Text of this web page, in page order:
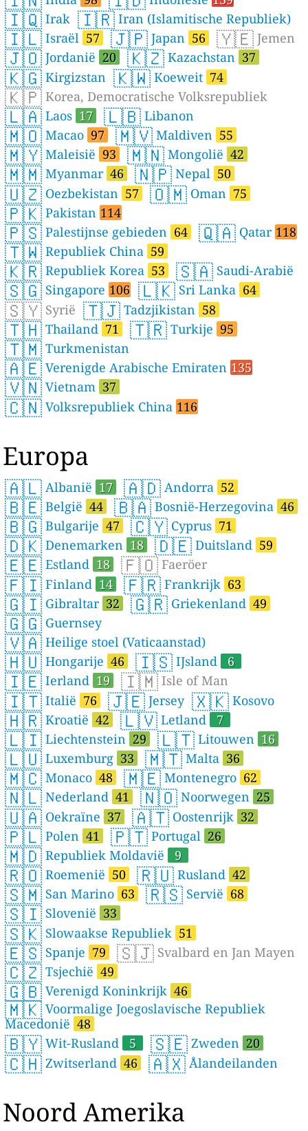
🇮🇶 Irak 🇮🇷 Iran (Islamitische Republiek)
🇮🇱 Israël 57 🇯🇵 Japan 56 🇾🇪 Jemen
🇯🇴 Jordanië 20 🇰🇿 Kazachstan 37
🇰🇬 Kirgizstan 🇰🇼 Koeweit 74
🇰🇵 Korea, Democratische Volksrepubliek
🇱🇦 Laos 17 🇱🇧 Libanon
🇲🇴 Macao 97 🇲🇻 Maldiven 55
🇲🇾 Maleisië 93 🇲🇳 Mongolië 42
🇲🇲 Myanmar 46 🇳🇵 Nepal 50
🇺🇿 Oezbekistan 57 🇴🇲 Oman 75
🇵🇰 Pakistan 114
🇵🇸 Palestijnse gebieden 64 🇶🇦 Qatar 118
🇹🇼 Republiek China 59
🇰🇷 Republiek Korea 53 🇸🇦 Saudi-Arabië
🇸🇬 Singapore 106 🇱🇰 Sri Lanka 64
🇸🇾 Syrië 🇹🇯 Tadzjikistan 58
🇹🇭 Thailand 71 🇹🇷 Turkije 95
🇹🇲 Turkmenistan
🇦🇪 Verenigde Arabische Emiraten 135
🇻🇳 Vietnam 37
🇨🇳 Volksrepubliek China 116
Europa
🇦🇱 Albanië 17 🇦🇩 Andorra 52
🇧🇪 België 44 🇧🇦 Bosnië-Herzegovina 46
🇧🇬 Bulgarije 47 🇨🇾 Cyprus 71
🇩🇰 Denemarken 18 🇩🇪 Duitsland 59
🇪🇪 Estland 18 🇫🇴 Faeröer
🇫🇮 Finland 14 🇫🇷 Frankrijk 63
🇬🇮 Gibraltar 32 🇬🇷 Griekenland 49
🇬🇬 Guernsey
🇻🇦 Heilige stoel (Vaticaanstad)
🇭🇺 Hongarije 46 🇮🇸 IJsland 6
🇮🇪 Ierland 19 🇮🇲 Isle of Man
🇮🇹 Italië 76 🇯🇪 Jersey 🇽🇰 Kosovo
🇭🇷 Kroatië 42 🇱🇻 Letland 7
🇱🇮 Liechtenstein 29 🇱🇹 Litouwen 16
🇱🇺 Luxemburg 33 🇲🇹 Malta 36
🇲🇨 Monaco 48 🇲🇪 Montenegro 62
🇳🇱 Nederland 41 🇳🇴 Noorwegen 25
🇺🇦 Oekraïne 37 🇦🇹 Oostenrijk 32
🇵🇱 Polen 41 🇵🇹 Portugal 26
🇲🇩 Republiek Moldavië 9
🇷🇴 Roemenië 50 🇷🇺 Rusland 42
🇸🇲 San Marino 63 🇷🇸 Servië 68
🇸🇮 Slovenië 33
🇸🇰 Slowaakse Republiek 51
🇪🇸 Spanje 79 🇸🇯 Svalbard en Jan Mayen
🇨🇿 Tsjechië 49
🇬🇧 Verenigd Koninkrijk 46
🇲🇰 Voormalige Joegoslavische Republiek
Macedonië 48
🇧🇾 Wit-Rusland 5 🇸🇪 Zweden 20
🇨🇭 Zwitserland 46 🇦🇽 Ålandeilanden
Noord Amerika